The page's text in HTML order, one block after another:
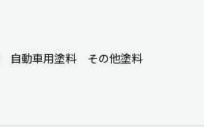
自動車用塗料
その他塗料